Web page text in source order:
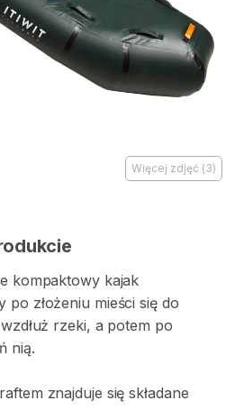
Więcej zdjęć (3)
kompaktowy kajak
po złożeniu mieści się do
wzdłuż rzeki​,​ a potem po
nią.
znajduje się składane